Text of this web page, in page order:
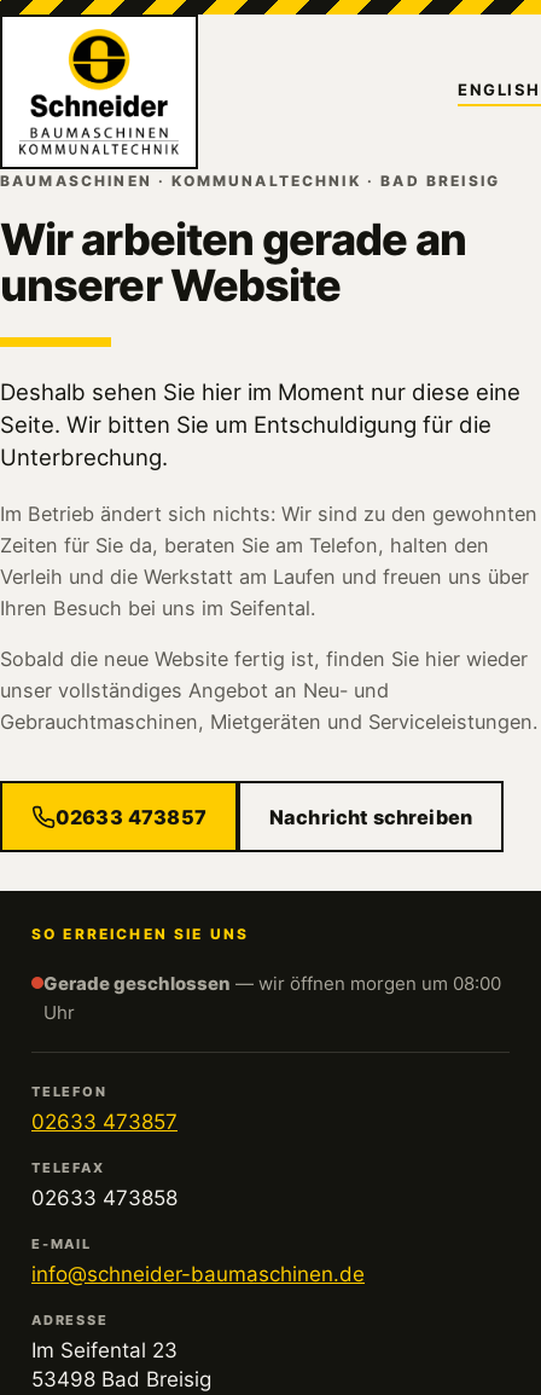
ENGLISH
BAUMASCHINEN · KOMMUNALTECHNIK · BAD BREISIG
Wir arbeiten gerade an
unserer Website
Deshalb sehen Sie hier im Moment nur diese eine
Seite. Wir bitten Sie um Entschuldigung für die
Unterbrechung.
Im Betrieb ändert sich nichts: Wir sind zu den gewohnten
Zeiten für Sie da, beraten Sie am Telefon, halten den
Verleih und die Werkstatt am Laufen und freuen uns über
Ihren Besuch bei uns im Seifental.
Sobald die neue Website fertig ist, finden Sie hier wieder
unser vollständiges Angebot an Neu- und
Gebrauchtmaschinen, Mietgeräten und Serviceleistungen.
02633 473857 Nachricht schreiben
SO ERREICHEN SIE UNS
Gerade geschlossen — wir öffnen morgen um 08:00
Uhr
TELEFON
02633 473857
TELEFAX
02633 473858
E-MAIL
info@schneider-baumaschinen.de
ADRESSE
Im Seifental 23
53498 Bad Breisig